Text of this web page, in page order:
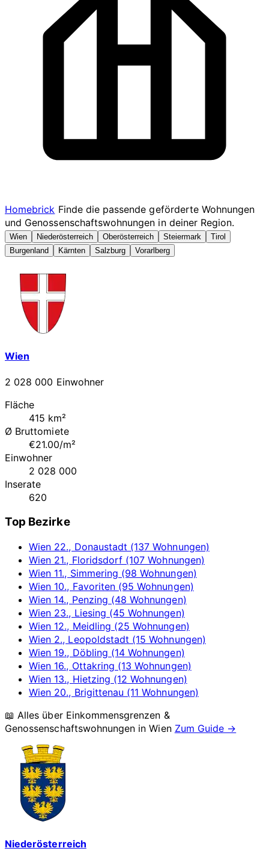
Homebrick Finde die passende geförderte Wohnungen
und Genossenschaftswohnungen in deiner Region.
Wien Niederösterreich Oberösterreich Steiermark
Tirol
Burgenland
Kärnten Salzburg Vorarlberg
Wien
2 028 000 Einwohner
Fläche
415 km²
Ø Bruttomiete
€21.00/m²
Einwohner
2 028 000
Inserate
620
Top Bezirke
Wien 22., Donaustadt (137 Wohnungen)
Wien 21., Floridsdorf (107 Wohnungen)
Wien 11., Simmering (98 Wohnungen)
Wien 10., Favoriten (95 Wohnungen)
Wien 14., Penzing (48 Wohnungen)
Wien 23., Liesing (45 Wohnungen)
Wien 12., Meidling (25 Wohnungen)
Wien 2., Leopoldstadt (15 Wohnungen)
Wien 19., Döbling (14 Wohnungen)
Wien 16., Ottakring (13 Wohnungen)
Wien 13., Hietzing (12 Wohnungen)
Wien 20., Brigittenau (11 Wohnungen)
📖 Alles über Einkommensgrenzen &
Genossenschaftswohnungen inWien Zum Guide →
Niederösterreich